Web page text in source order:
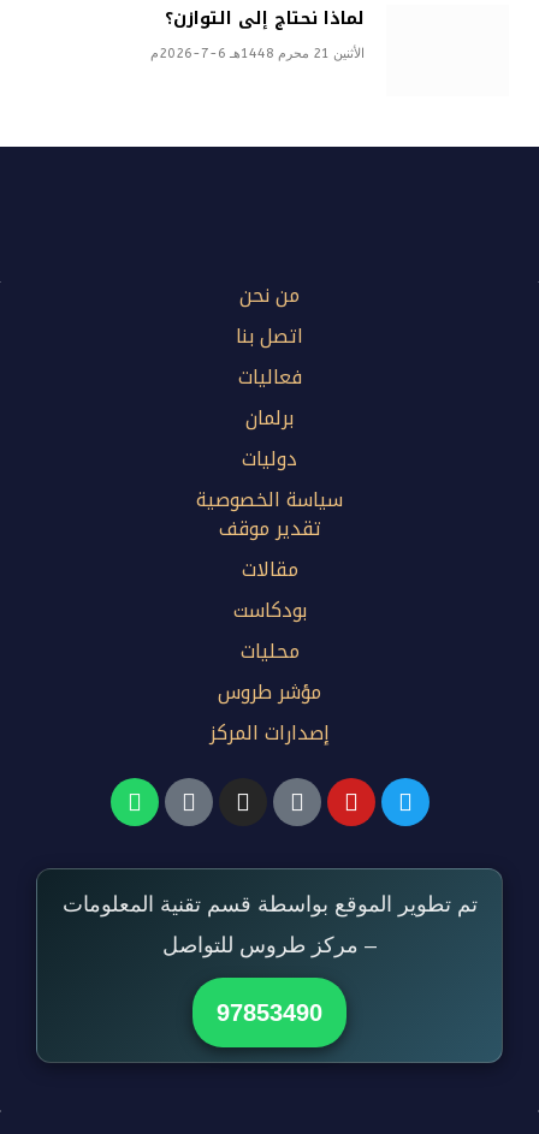
لماذا نحتاج إلى التوازن؟
الأثنين 21 محرم 1448هـ 6-7-2026م
من نحن
اتصل بنا
فعاليات
برلمان
دوليات
سياسة الخصوصية
تقدير موقف
مقالات
بودكاست
محليات
مؤشر طروس
إصدارات المركز
تم تطوير الموقع بواسطة قسم تقنية المعلومات
– مركز طروس للتواصل
97853490